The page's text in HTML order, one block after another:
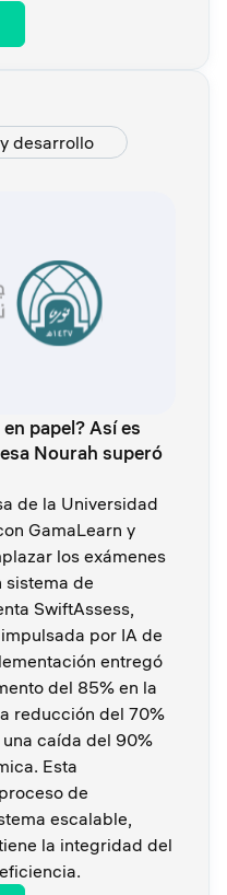
desarrollo
papel? Así es
Nourah superó
de la Universidad
GamaLearn y
los exámenes
sistema de
SwiftAssess,
por IA de
entregó
del 85% en la
reducción del 70%
caída del 90%
Esta
de
escalable,
la integridad del